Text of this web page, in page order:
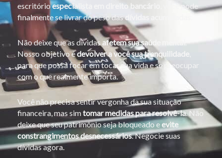
escritórioespecialista em direito bancário
, você pode
finalmente se livrar do peso dasdívidas acumuladas
Não deixe que as dívidas afetem sua saúde mental.
Nosso objetivo édevolver a você sua tranquilidade
para que possa focar em tocar sua vida e se preocupar
com o que realmente importa.
Você não precisa sentir vergonha da sua situação
financeira, mas simtomar medidas para resolvê-la. Não
deixe que seu patrimônio seja bloqueado eevite
constrangimentos desnecessários. Negocie suas
dívidas agora.